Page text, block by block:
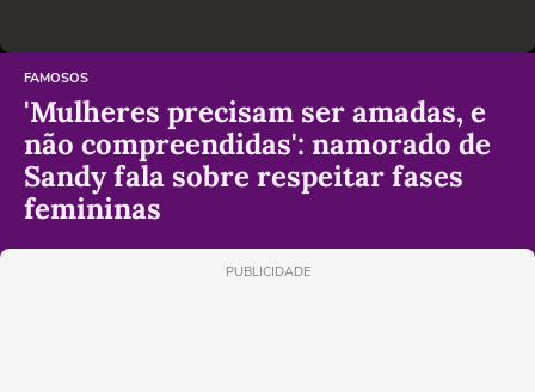
FAMOSOS
'Mulheres precisam ser amadas, e
não compreendidas': namorado de
Sandy fala sobre respeitar fases
femininas
PUBLICIDADE